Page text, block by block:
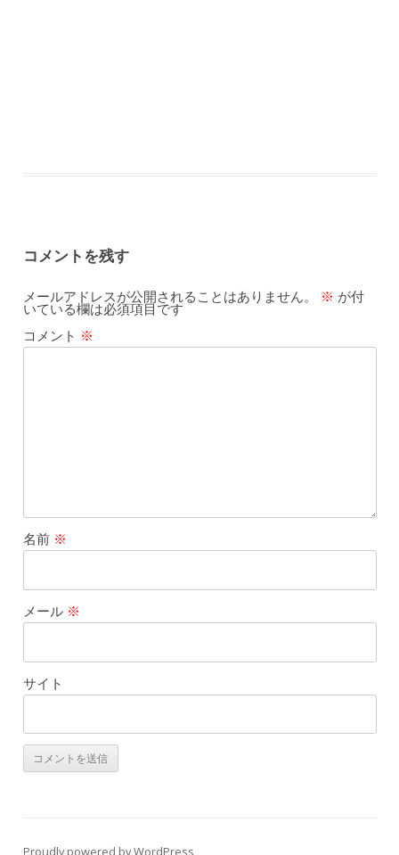
コメントを残す
メールアドレスが公開されることはありません。 ※ が付
いている欄は必須項目です
コメント ※
名前 ※
メール ※
サイト